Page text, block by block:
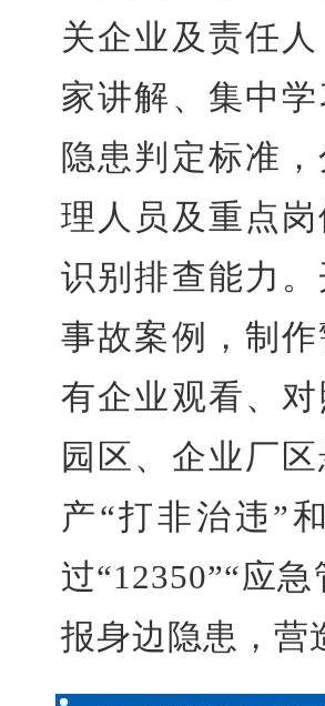
关企业及责任
家讲解、集中
隐患判定标准
理人员及重点
识别排查能力
事故案例，制
有企业观看、
园区、企业厂
产“打非治违”
过“12350”“应
报身边隐患，营